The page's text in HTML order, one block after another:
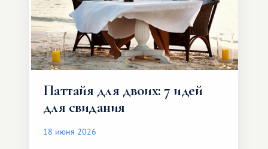
Паттайя для двоих: 7 идей
для свидания
18 июня 2026